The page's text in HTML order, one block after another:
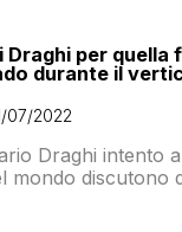
Draghi per
durante il
07/2022
Draghi intento
mondo discutono